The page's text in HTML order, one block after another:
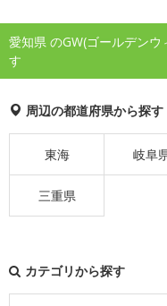
愛知県 のGW(ゴールデン
す
周辺の都道府県から探す
東海 岐阜
三重県
カテゴリから探す